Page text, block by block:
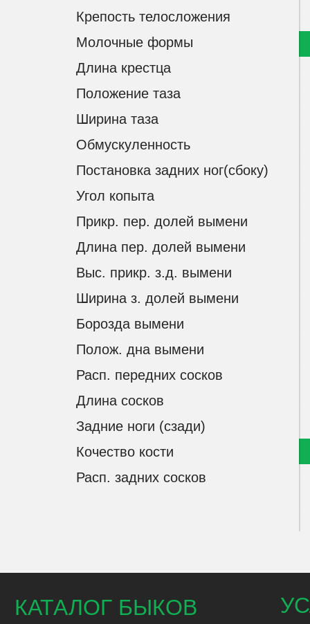
Крепость телосложения
Молочные формы
Длина крестца
Положение таза
Ширина таза
Обмускуленность
Постановка задних ног(сбоку)
Угол копыта
Прикр. пер. долей вымени
Длина пер. долей вымени
Выс. прикр. з.д. вымени
Ширина з. долей вымени
Борозда вымени
Полож. дна вымени
Расп. передних сосков
Длина сосков
Задние ноги (сзади)
Кочество кости
Расп. задних сосков